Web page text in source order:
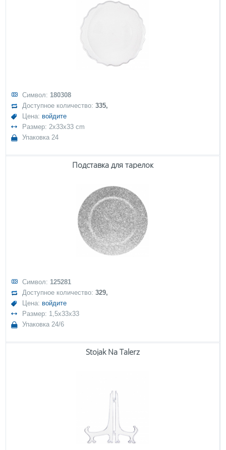
Символ: 180308
Доступное количество:335,
Цена: войдите
Размер: 2x33x33 cm
Упаковка 24
Подставка для тарелок
Символ: 125281
Доступное количество:329,
Цена: войдите
Размер: 1,5x33x33
Упаковка 24/6
Stojak Na Talerz